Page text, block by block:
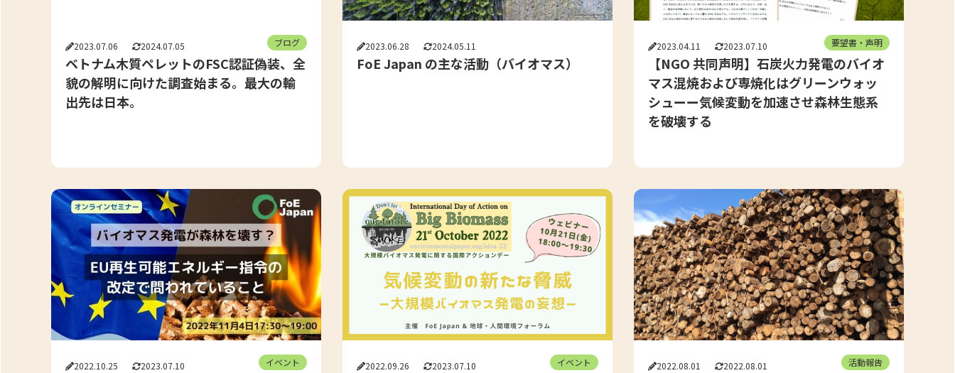
2023.07.06 2024.07.05 ブログ
ベトナム木質ペレットのFSC認証偽装、全
貌の解明に向けた調査始まる。最大の輸
出先は日本。
2023.06.28 2024.05.11
FoE Japan の主な活動（バイオマス）
2023.04.11 2023.07.10 要望書・声明
【NGO 共同声明】石炭火力発電のバイオ
マス混焼および専焼化はグリーンウォッ
シューー気候変動を加速させ森林生態系
を破壊する
2022.10.25 2023.07.10 イベント 2022.09.26 2023.07.10 イベント 2022.08.01 2022.08.01 活動報告